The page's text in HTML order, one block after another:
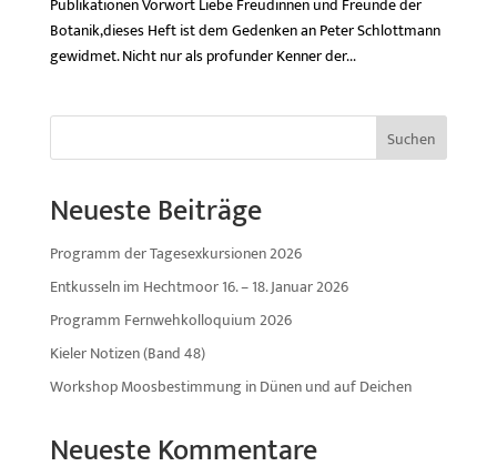
Botanik,dieses Heft ist dem Gedenken an Peter Schlottmann
gewidmet. Nicht nur als profunder Kenner der...
Suchen
Neueste Beiträge
Programm der Tagesexkursionen 2026
Entkusseln im Hechtmoor 16. – 18. Januar 2026
Programm Fernwehkolloquium 2026
Kieler Notizen (Band 48)
Workshop Moosbestimmung in Dünen und auf Deichen
Neueste Kommentare